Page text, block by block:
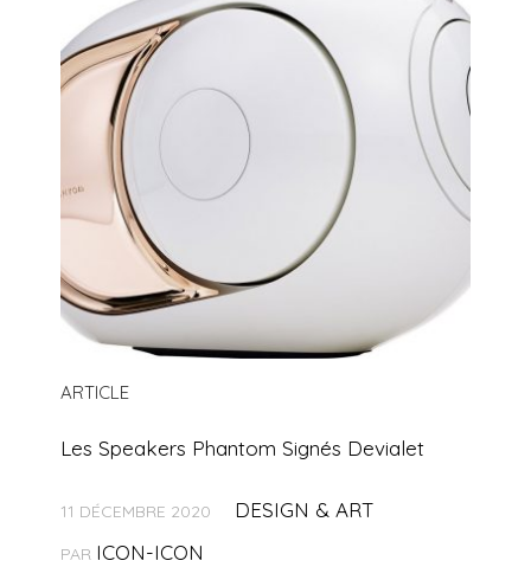
ARTICLE
Les Speakers Phantom Signés Devialet
11 DÉCEMBRE 2020 DESIGN & ART
PAR ICON-ICON